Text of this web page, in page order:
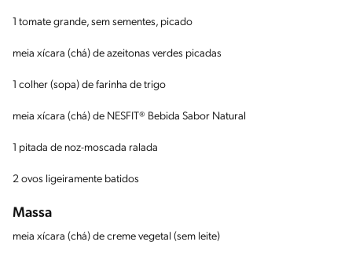
1 tomate grande, sem sementes, picado
meia xícara (chá) de azeitonas verdes picadas
1 colher (sopa) de farinha de trigo
meia xícara (chá) de NESFIT® Bebida Sabor Natural
1 pitada de noz-moscada ralada
2 ovos ligeiramente batidos
Massa
meia xícara (chá) de creme vegetal (sem leite)